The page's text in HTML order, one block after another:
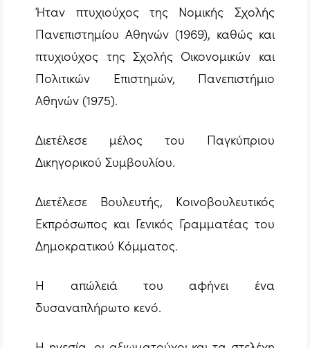
Ήταν πτυχιούχος της Νομικής Σχολής
Πανεπιστημίου Αθηνών (1969), καθώς και
πτυχιούχος της Σχολής Οικονομικών και
Πολιτικών Επιστημών, Πανεπιστήμιο
Αθηνών (1975).
Διετέλεσε μέλος του Παγκύπριου
Δικηγορικού Συμβουλίου.
Διετέλεσε Βουλευτής, Κοινοβουλευτικός
Εκπρόσωπος και Γενικός Γραμματέας του
Δημοκρατικού Κόμματος.
Η απώλειά του αφήνει ένα
δυσαναπλήρωτο κενό.